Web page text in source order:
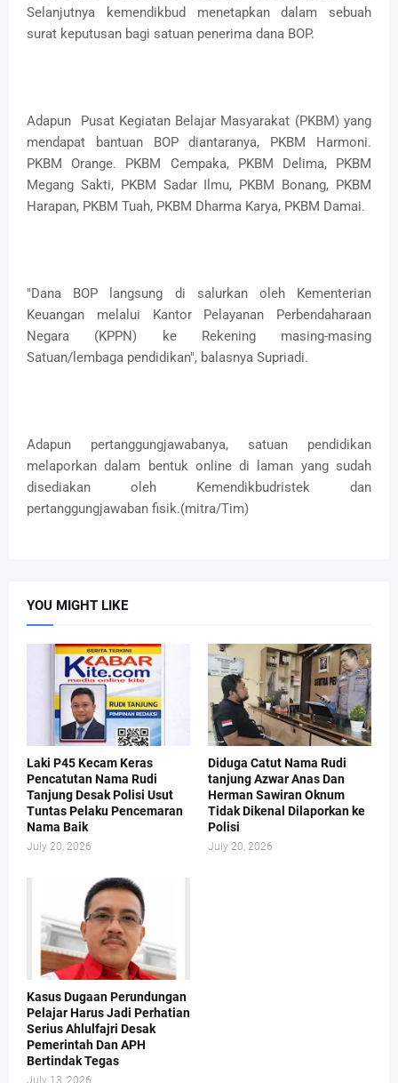
Selanjutnya kemendikbud menetapkan dalam sebuah
surat keputusan bagi satuan penerima dana BOP.
Adapun Pusat Kegiatan Belajar Masyarakat (PKBM) yang
mendapat bantuan BOP diantaranya, PKBM Harmoni.
PKBM Orange. PKBM Cempaka, PKBM Delima, PKBM
Megang Sakti, PKBM Sadar Ilmu, PKBM Bonang, PKBM
Harapan, PKBM Tuah, PKBM Dharma Karya, PKBM Damai.
"Dana BOP langsung di salurkan oleh Kementerian
Keuangan melalui Kantor Pelayanan Perbendaharaan
Negara (KPPN) ke Rekening masing-masing
Satuan/lembaga pendidikan", balasnya Supriadi.
Adapun pertanggungjawabanya, satuan pendidikan
melaporkan dalam bentuk online di laman yang sudah
disediakan oleh Kemendikbudristek dan
pertanggungjawaban fisik.(mitra/Tim)
YOU MIGHT LIKE
Laki P45 Kecam Keras
Pencatutan Nama Rudi
Tanjung Desak Polisi Usut
Tuntas Pelaku Pencemaran
Nama Baik
July 20, 2026
Diduga Catut Nama Rudi
tanjung Azwar Anas Dan
Herman Sawiran Oknum
Tidak Dikenal Dilaporkan ke
Polisi
July 20, 2026
Kasus Dugaan Perundungan
Pelajar Harus Jadi Perhatian
Serius Ahlulfajri Desak
Pemerintah Dan APH
Bertindak Tegas
July 13, 2026